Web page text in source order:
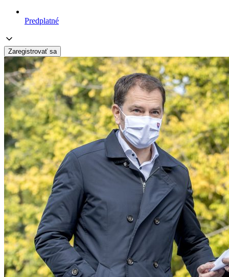
Predplatné
Zaregistrovať sa